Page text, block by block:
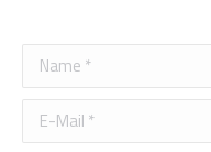
Name *
E-Mail *